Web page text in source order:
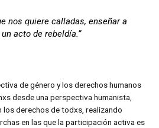
nos quiere calladas, enseñar a
acto de rebeldía.”
de género y los derechos humanos
desde una perspectiva humanista,
los derechos de todxs, realizando
en las que la participación activa es